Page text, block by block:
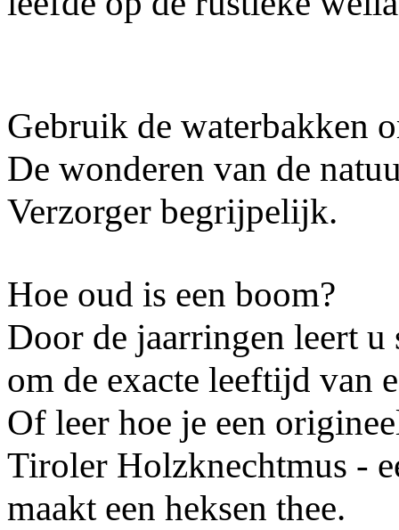
Gebruik de waterbakken
De wonderen van de
Verzorger begrijpelijk.
Hoe oud is een boom?
Door de jaarringen leert u
om de exacte leeftijd van
Of leer hoe je een
Tiroler Holzknechtmus -
maakt een heksen thee.